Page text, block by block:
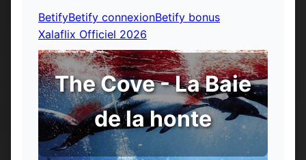
BetifyBetify connexionBetify bonus
Xalaflix Officiel 2026
The Cove - La Baie
de la honte